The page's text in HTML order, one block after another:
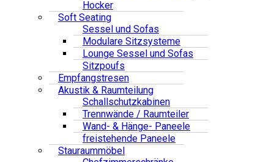
Hocker
Soft Seating
Sessel und Sofas
Modulare Sitzsysteme
Lounge Sessel und Sofas
Sitzpoufs
Empfangstresen
Akustik & Raumteilung
Schallschutzkabinen
Trennwände / Raumteiler
Wand- & Hänge- Paneele
freistehende Paneele
Stauraummöbel